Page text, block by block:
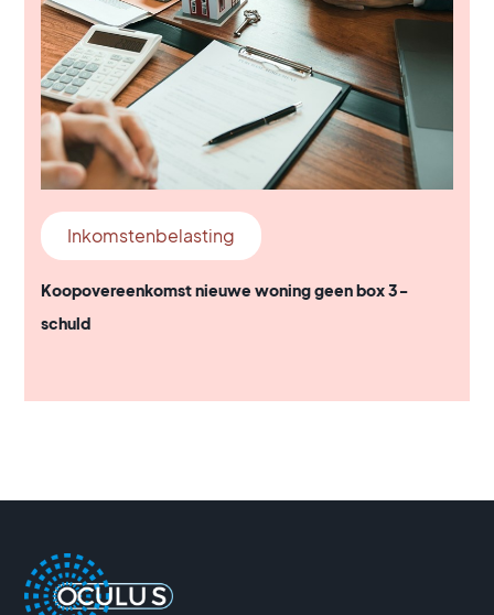
Inkomstenbelasting
Koopovereenkomst nieuwe woning geen box 3-
schuld